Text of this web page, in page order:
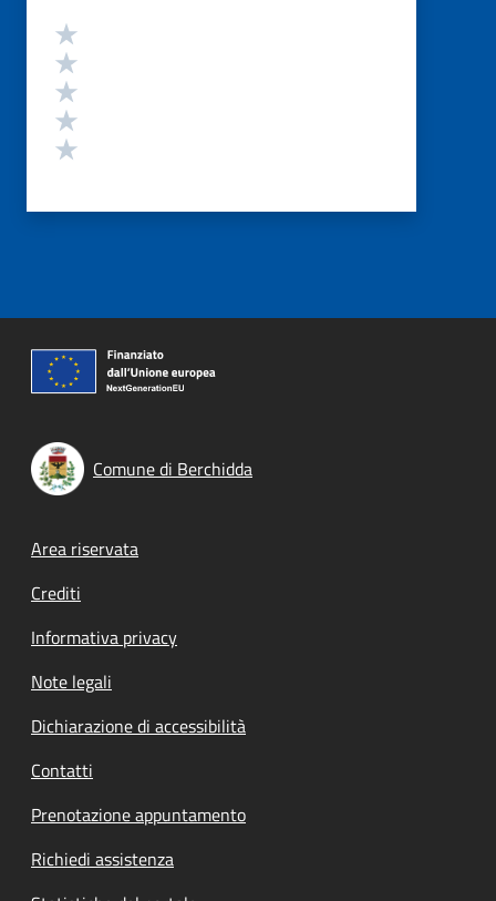
Valutazione
Comune di Berchidda
Footer menu
Area riservata
Crediti
Informativa privacy
Note legali
Dichiarazione di accessibilità
Contatti
Prenotazione appuntamento
Richiedi assistenza